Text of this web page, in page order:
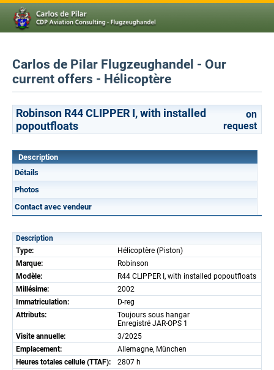
Carlos de Pilar Flugzeughandel - Our
current offers - Hélicoptère
Robinson R44 CLIPPER I, with installed
popoutfloats
on
request
Description
Détails
Photos
Contact avec vendeur
Description
Type:
Hélicoptère (Piston)
Marque:
Robinson
Modèle:
R44 CLIPPER I, with installed popoutfloats
Millésime:
2002
Immatriculation:
D-reg
Attributs:
Toujours sous hangar
Enregistré JAR-OPS 1
Visite annuelle:
3/2025
Emplacement:
Allemagne, München
Heures totales cellule (TTAF):
2807 h